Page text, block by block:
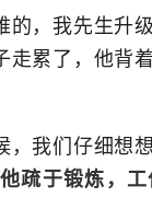
，我先生升
累了，他背
我们仔细想
疏于锻炼，